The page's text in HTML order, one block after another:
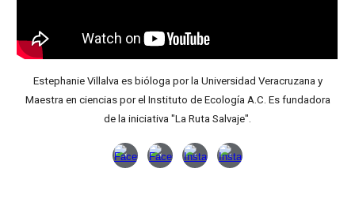
Estephanie Villalva es bióloga por la Universidad Veracruzana y
Maestra en ciencias por el Instituto de Ecología A.C. Es fundadora
de la iniciativa "La Ruta Salvaje".